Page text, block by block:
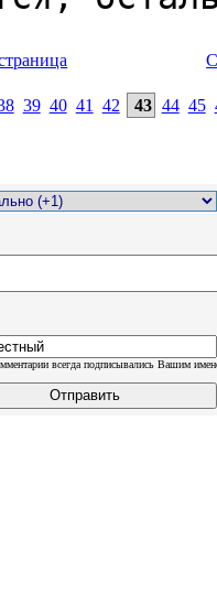
39 40 41 42 43 44 45
всегда подписывались Вашим